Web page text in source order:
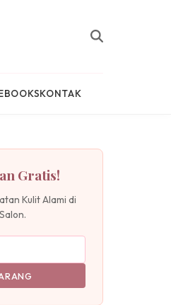
KONTAK
Gratis!
Kulit Alami di